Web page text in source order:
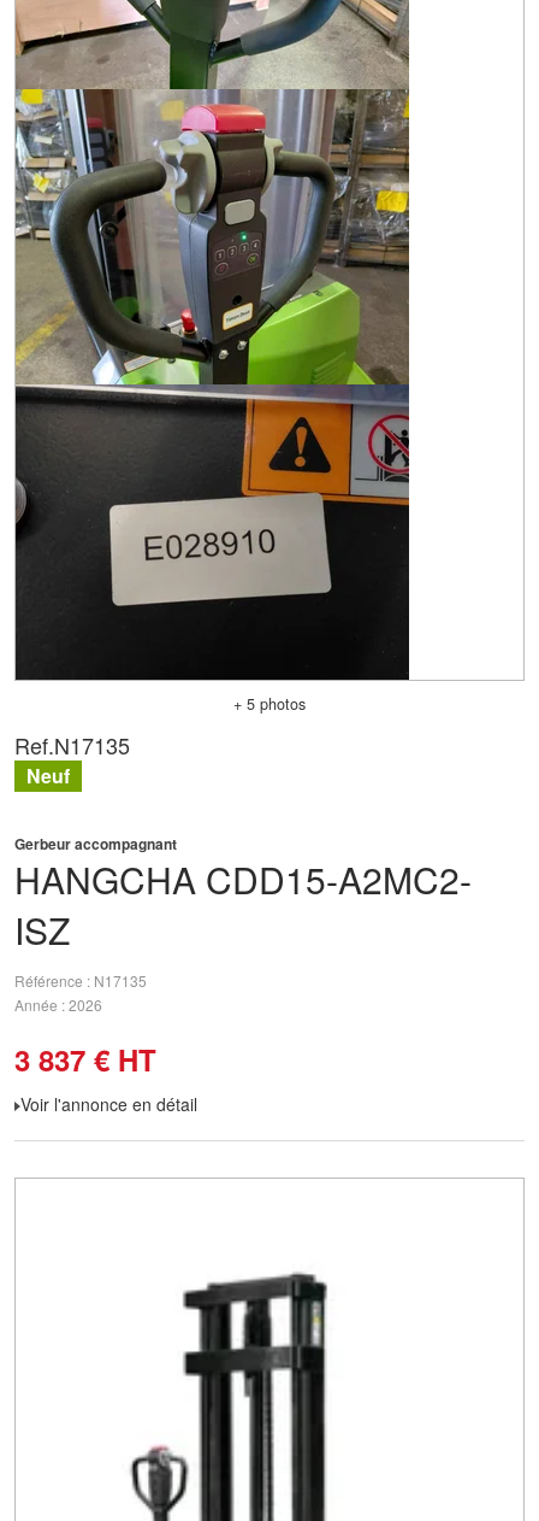
+ 5 photos
HANGCHA CDD15-A2MC2-
ISZ
Gerbeur accompagnant
Référence
N17135
Année 2026
3 837 € HT
Voir l'annonce en détail
Ref.N17135
Neuf